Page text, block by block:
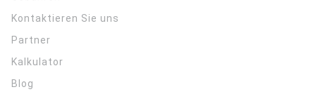
Kontaktieren Sie uns
Partner
Kalkulator
Blog